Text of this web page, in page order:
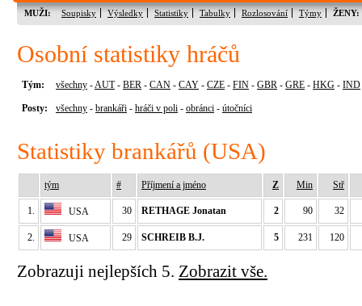
MUŽI: Soupisky Výsledky Statistiky Tabulky Rozlosování Týmy ŽENY:
Osobní statistiky hráčů
Tým: všechny -AUT- BER - CAN - CAY - CZE - FIN - GBR - GRE - HKG - IND
Posty: všechny - brankáři - hráči v poli - obránci - útočníci
Statistiky brankářů (USA)
tým # Příjmení a jméno Z Min Stř
1. USA 30 RETHAGE Jonatan 2 90 32
2. USA 29 SCHREIB B.J. 5 231 120
Zobrazuji nejlepších 5. Zobrazit vše.